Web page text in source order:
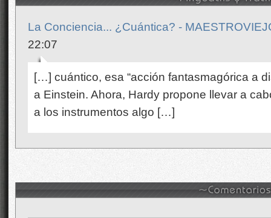
La Conciencia... ¿Cuántica? -
22:07
[…] cuántico, esa “acción fantasmagórica a
a Einstein. Ahora, Hardy propone llevar a
a los instrumentos algo […]